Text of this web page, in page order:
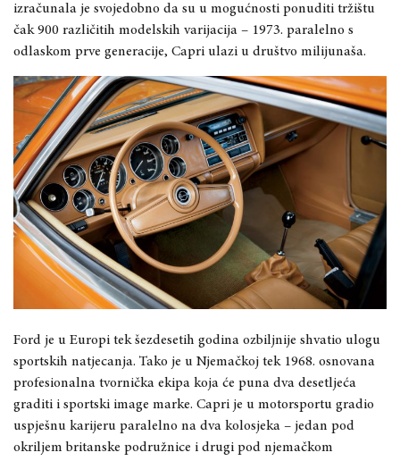
izračunala je svojedobno da su u mogućnosti ponuditi tržištu
čak 900 različitih modelskih varijacija – 1973. paralelno s
odlaskom prve generacije, Capri ulazi u društvo milijunaša.
Ford je u Europi tek šezdesetih godina ozbiljnije shvatio ulogu
sportskih natjecanja. Tako je u Njemačkoj tek 1968. osnovana
profesionalna tvornička ekipa koja će puna dva desetljeća
graditi i sportski image marke. Capri je u motorsportu gradio
uspješnu karijeru paralelno na dva kolosjeka – jedan pod
okriljem britanske podružnice i drugi pod njemačkom